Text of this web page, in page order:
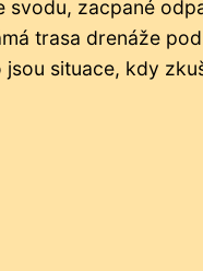
svodu, zacpané
trasa drenáže
jsou situace, kdy